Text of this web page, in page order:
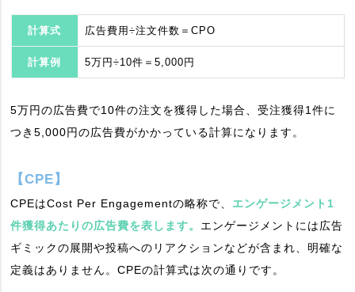
計算式 広告費用÷注文件数＝CPO
計算例 5万円÷10件＝5,000円
5万円の広告費で10件の注文を獲得した場合、受注獲得1件に
つき5,000円の広告費がかかっている計算になります。
【CPE】
CPEはCost Per Engagementの略称で、 エンゲージメント1
件獲得あたりの広告費を表します。 エンゲージメントには広告
ギミックの展開や投稿へのリアクションなどが含まれ、明確な
定義はありません。CPEの計算式は次の通りです。